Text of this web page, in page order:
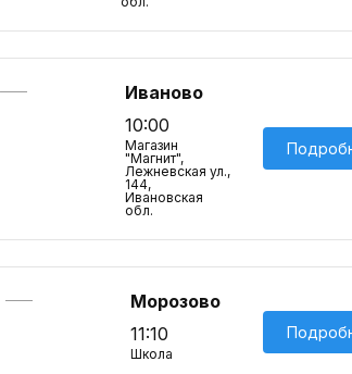
Иваново
10:00
Магазин
"Магнит",
Лежневская ул.,
144,
Ивановская
обл.
Морозово
11:10
Школа